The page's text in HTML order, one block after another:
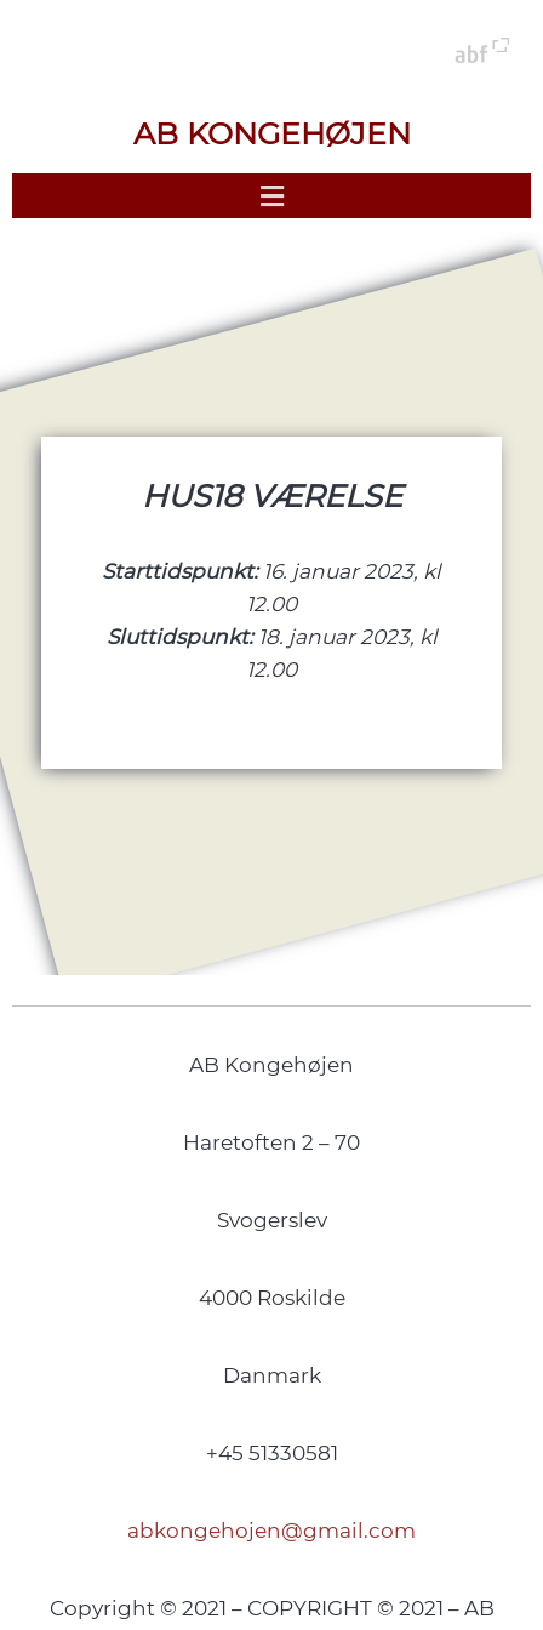
AB KONGEHØJEN
HUS18 VÆRELSE
Starttidspunkt: 16. januar 2023, kl
12.00
Sluttidspunkt: 18. januar 2023, kl
12.00
AB Kongehøjen
Haretoften 2 – 70
Svogerslev
4000 Roskilde
Danmark
+45 51330581
abkongehojen@gmail.com
Copyright © 2021 – COPYRIGHT © 2021 – AB